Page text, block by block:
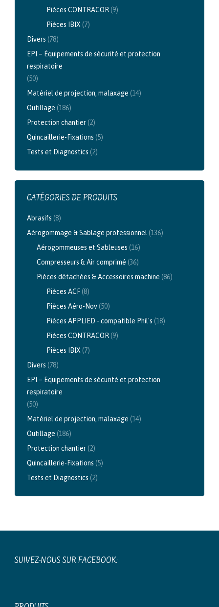
Pièces CONTRACOR(9)
Pièces IBIX(7)
Divers (78)
EPI – Équipements de sécurité et protection
respiratoire
(50)
Matériel de projection, malaxage (14)
Outillage (186)
Protection chantier(2)
Quincaillerie-Fixations (5)
Tests et Diagnostics (2)
CATÉGORIES DE PRODUITS
Abrasifs (8)
Aérogommage & Sablage professionnel(136)
Aérogommeuses et Sableuses (16)
Compresseurs & Air comprimé (36)
Pièces détachées & Accessoires machine (86)
Pièces ACF(8)
Pièces Aéro-Nov(50)
Pièces APPLIED - compatible Phil's (18)
Pièces CONTRACOR(9)
Pièces IBIX(7)
Divers (78)
EPI – Équipements de sécurité et protection
respiratoire
(50)
Matériel de projection, malaxage (14)
Outillage (186)
Protection chantier(2)
Quincaillerie-Fixations (5)
Tests et Diagnostics (2)
SUIVEZ-NOUS SUR FACEBOOK: